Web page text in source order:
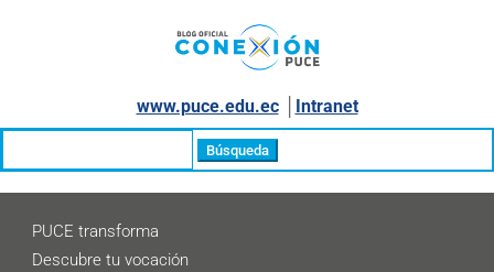
www.puce.edu.ec│ Intranet
PUCE transforma
Descubre tu vocación